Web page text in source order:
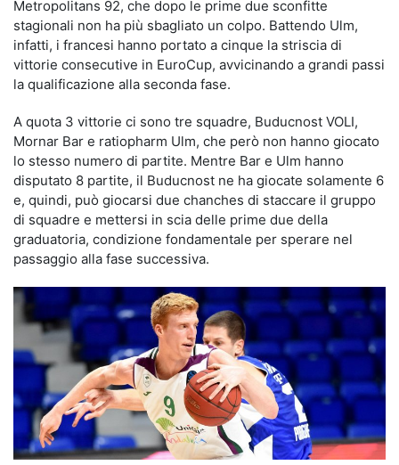
Metropolitans 92, che dopo le prime due sconfitte
stagionali non ha più sbagliato un colpo. Battendo Ulm,
infatti, i francesi hanno portato a cinque la striscia di
vittorie consecutive in EuroCup, avvicinando a grandi passi
la qualificazione alla seconda fase.
A quota 3 vittorie ci sono tre squadre, Buducnost VOLI,
Mornar Bar e ratiopharm Ulm, che però non hanno giocato
lo stesso numero di partite. Mentre Bar e Ulm hanno
disputato 8 partite, il Buducnost ne ha giocate solamente 6
e, quindi, può giocarsi due chanches di staccare il gruppo
di squadre e mettersi in scia delle prime due della
graduatoria, condizione fondamentale per sperare nel
passaggio alla fase successiva.